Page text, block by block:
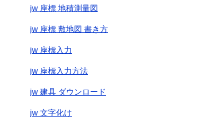
jw 座標 地積測量図
jw 座標 敷地図 書き方
jw 座標入力
jw 座標入力方法
jw 建具 ダウンロード
jw 文字化け